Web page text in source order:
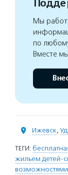
Мы
по
Вместе
Ижевск,
ТЕГИ:
жильем детей-